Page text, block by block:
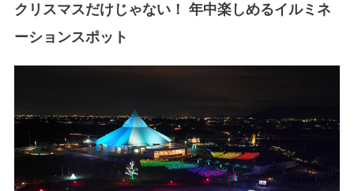
クリスマスだけじゃない！ 年中楽しめるイルミネ
ーションスポット